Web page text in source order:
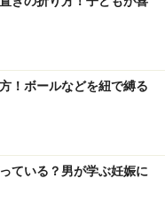
をチェック！
をチェック！
！ボールなどを紐で縛る
ている？男が学ぶ妊娠に